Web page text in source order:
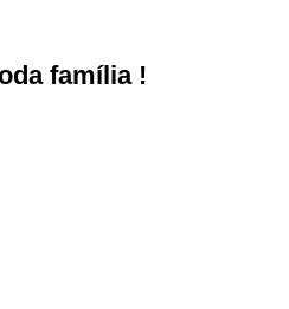
família !